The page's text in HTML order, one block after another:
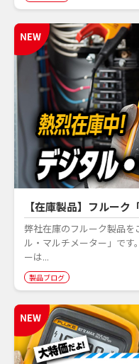
【在庫製品】フルーク
弊社在庫のフルーク製品を
ル・マルチメーター」で
ーは...
製品ブログ